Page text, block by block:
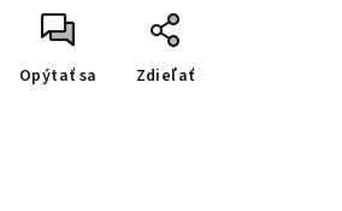
Opýtať sa Zdieľať